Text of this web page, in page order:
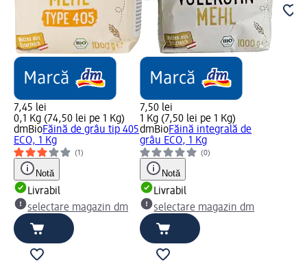
7,45 lei
0,1 Kg (74,50 lei pe 1 Kg)
dmBioFăină de grâu tip 405
ECO, 1 Kg
(1)
Notă
Livrabil
selectare magazin dm
7,50 lei
1 Kg (7,50 lei pe 1 Kg)
dmBioFăină integrală de
grâu ECO, 1 Kg
(0)
Notă
Livrabil
selectare magazin dm